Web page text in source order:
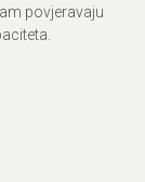
povjeravaju